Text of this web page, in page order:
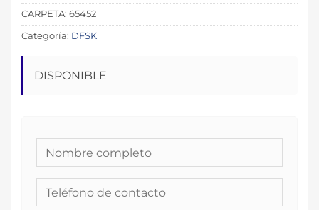
CARPETA: 65452
Categoría: DFSK
DISPONIBLE